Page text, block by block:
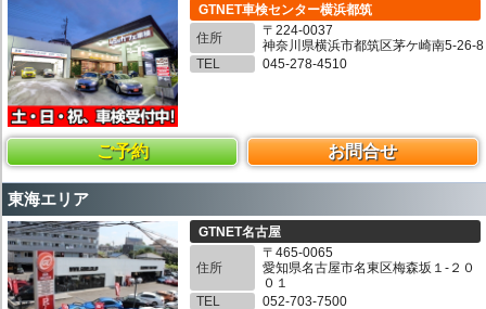
GTNET車検センター横浜都筑
住所
〒224-0037
神奈川県横浜市都筑区茅ケ崎南5-26-8
TEL
045-278-4510
ご予約 お問合せ
東海エリア
GTNET名古屋
住所
〒465-0065
愛知県名古屋市名東区梅森坂１-２０
０１
TEL
052-703-7500